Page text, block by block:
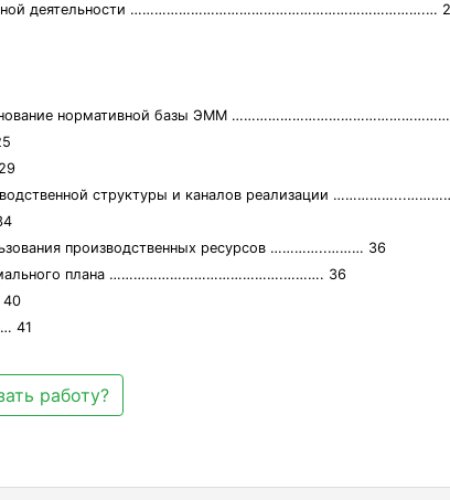
деятельности ……………………………………………………………….…
нормативной базы ЭММ
структуры и каналов реализации
производственных ресурсов …………..……… 36
плана …………………………………….………. 36
41
работу?